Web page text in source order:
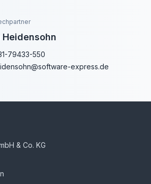
Heidensohn
79433-550
express.de
& Co. KG